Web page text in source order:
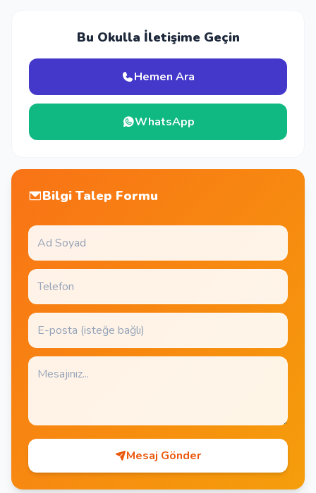
Bu Okulla İletişime Geçin
Hemen Ara
WhatsApp
Bilgi Talep Formu
Mesaj Gönder